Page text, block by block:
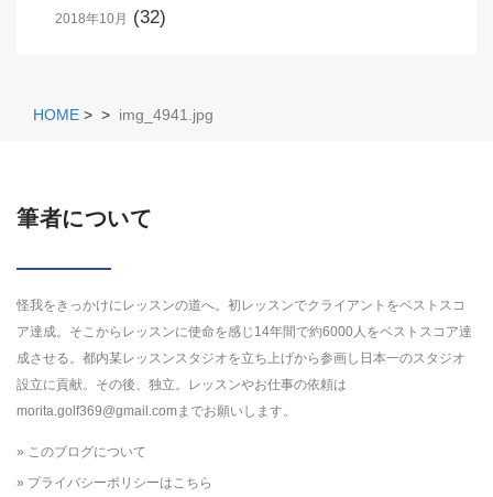
2018年10月 (32)
HOME > > img_4941.jpg
筆者について
怪我をきっかけにレッスンの道へ。初レッスンでクライアントをベストスコ
ア達成。そこからレッスンに使命を感じ14年間で約6000人をベストスコア達
成させる。都内某レッスンスタジオを立ち上げから参画し日本一のスタジオ
設立に貢献。その後、独立。レッスンやお仕事の依頼は
morita.golf369@gmail.comまでお願いします。
» このブログについて
» プライバシーポリシーはこちら